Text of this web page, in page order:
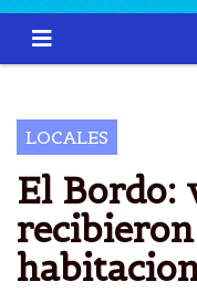
LOCALES
El Bordo: